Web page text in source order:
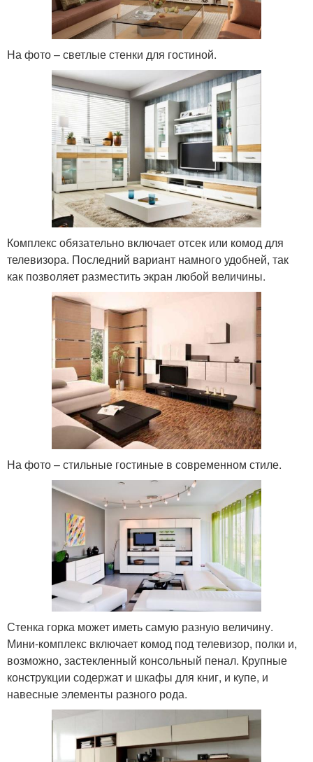
На фото – светлые стенки для гостиной.
Комплекс обязательно включает отсек или комод для
телевизора. Последний вариант намного удобней, так
как позволяет разместить экран любой величины.
На фото – стильные гостиные в современном стиле.
Стенка горка может иметь самую разную величину.
Мини-комплекс включает комод под телевизор, полки и,
возможно, застекленный консольный пенал. Крупные
конструкции содержат и шкафы для книг, и купе, и
навесные элементы разного рода.